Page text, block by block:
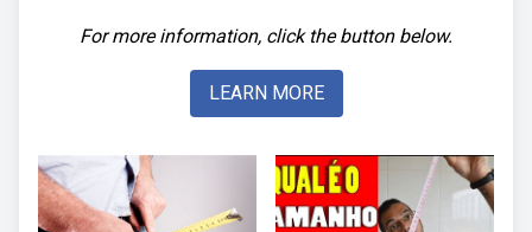
For more information, click the button below.
LEARN MORE